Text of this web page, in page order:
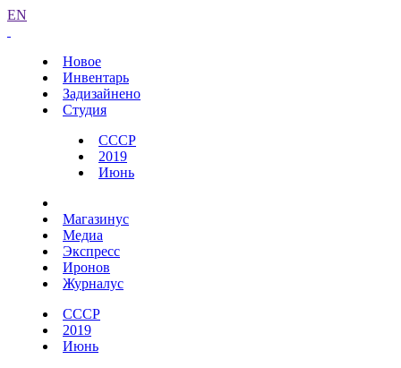
EN
Новое
Инвентарь
Задизайнено
Студия
СССР
2019
Июнь
Магазинус
Медиа
Экспресс
Иронов
Журналус
СССР
2019
Июнь